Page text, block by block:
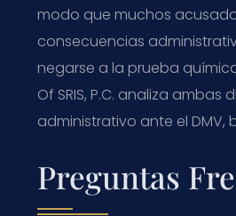
modo que muchos
consecuencias
negarse a la prueba
Of SRIS, P.C. analiza
administrativo ante el DMV,
Preguntas